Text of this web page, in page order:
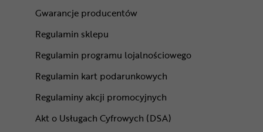
Gwarancje producentów
Regulamin sklepu
Regulamin programu lojalnościowego
Regulamin kart podarunkowych
Regulaminy akcji promocyjnych
Akt o Usługach Cyfrowych (DSA)